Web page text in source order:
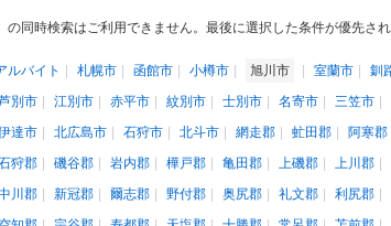
同時検索はご利用できません。最後に選択した条件が優先され
ルバイト 札幌市 函館市 小樽市 旭川市 室蘭市 釧
別市 江別市 赤平市 紋別市 士別市 名寄市 三笠市
達市 北広島市 石狩市 北斗市 網走郡 虻田郡 阿寒郡
狩郡 磯谷郡 岩内郡 樺戸郡 亀田郡 上磯郡 上川郡
川郡 新冠郡 爾志郡 野付郡 奥尻郡 礼文郡 利尻郡